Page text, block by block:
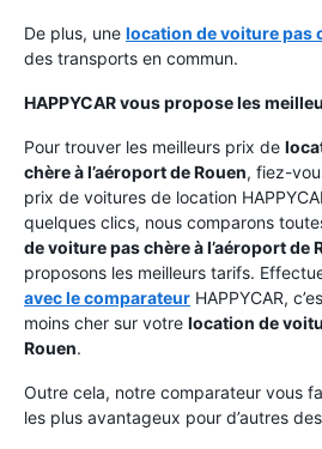
De plus, une location de voiture pas
des transports en commun.
HAPPYCAR vous propose les
Pour trouver les meilleurs prix de
chère à l’aéroport de Rouen, fiez-
prix de voitures de location
quelques clics, nous comparons
de voiture pas chère à l’aéroport de
proposons les meilleurs tarifs.
avec le comparateur HAPPYCAR,
moins cher sur votre location de
Rouen.
Outre cela, notre comparateur vous
les plus avantageux pour d’autres